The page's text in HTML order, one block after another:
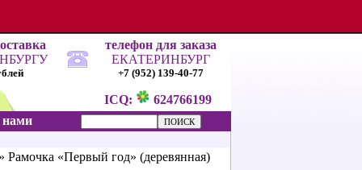
телефон для заказа
ЕКАТЕРИНБУРГ
+7 (952) 139-40-77
ICQ:
624766199
нами
» Рамочка «Первый год» (деревянная)